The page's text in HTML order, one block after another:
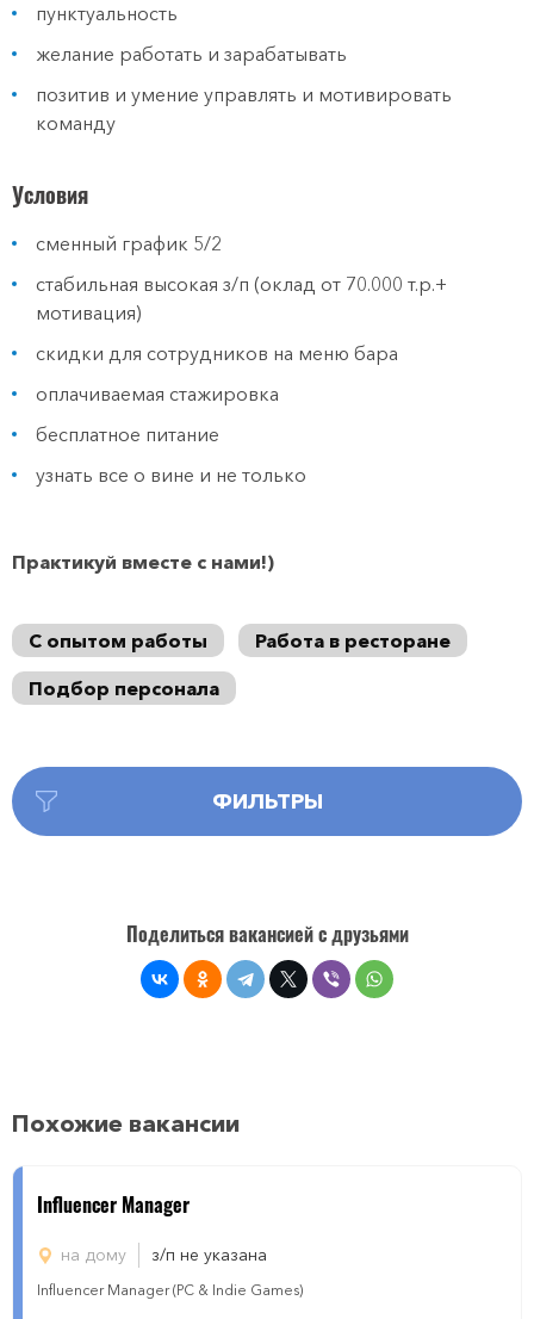
пунктуальность
желание работать и зарабатывать
позитив и умение управлять и мотивировать
команду
Условия
сменный график 5/2
стабильная высокая з/п (оклад от 70.000 т.р.+
мотивация)
скидки для сотрудников на меню бара
оплачиваемая стажировка
бесплатное питание
узнать все о вине и не только
Практикуй вместе с нами!)
С опытом работы
Работа в ресторане
Подбор персонала
ФИЛЬТРЫ
Поделиться вакансией с друзьями
Похожие вакансии
Influencer Manager
на дому з/п не указана
Influencer Manager (PC & Indie Games)